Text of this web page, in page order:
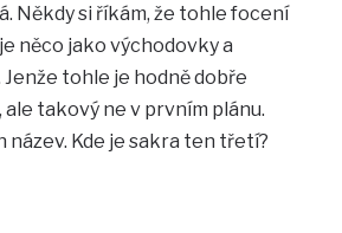
Někdy si říkám, že tohle focení
něco jako východovky a
tohle je hodně dobře
ale takový ne v prvním plánu.
název. Kde je sakra ten třetí?